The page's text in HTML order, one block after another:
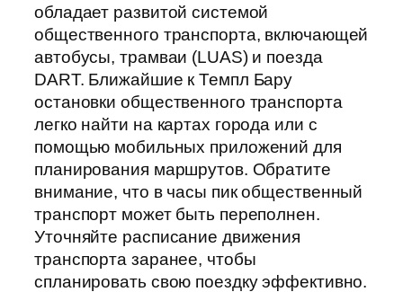
обладает развитой системой
общественного транспорта, включающей
автобусы, трамваи (LUAS) и поезда
DART. Ближайшие к Темпл Бару
остановки общественного транспорта
легко найти на картах города или с
помощью мобильных приложений для
планирования маршрутов. Обратите
внимание, что в часы пик общественный
транспорт может быть переполнен.
Уточняйте расписание движения
транспорта заранее, чтобы
спланировать свою поездку эффективно.